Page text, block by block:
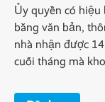
Ủy quyền có hiệu
bằng văn bản,
nhà nhận được
cuối tháng mà